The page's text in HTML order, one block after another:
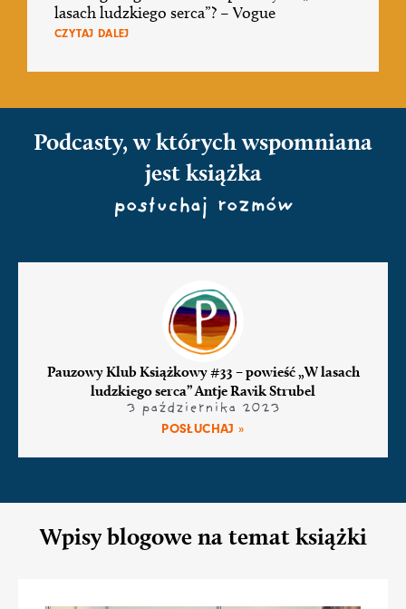
lasach ludzkiego serca”? – Vogue
CZYTAJ DALEJ
Podcasty, w których wspomniana
jest książka
posłuchaj rozmów
Pauzowy Klub Książkowy #33 – powieść „W lasach
ludzkiego serca” Antje Ravik Strubel
3 października 2023
POSŁUCHAJ »
Wpisy blogowe na temat książki